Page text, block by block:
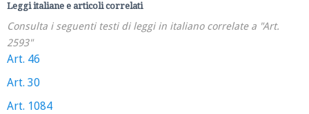
Leggi italiane e articoli correlati
Consulta i seguenti testi di leggi in italiano correlate a "Art.
2593"
Art. 46
Art. 30
Art. 1084